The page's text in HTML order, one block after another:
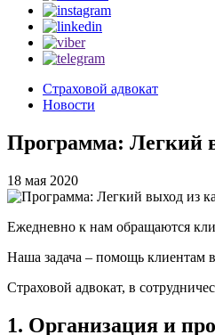
Страховой адвокат
Новости
Программа: Легкий
18 мая 2020
Ежедневно к нам обращаются
Наша задача – помощь клиентам
Страховой адвокат, в
1. Организация и